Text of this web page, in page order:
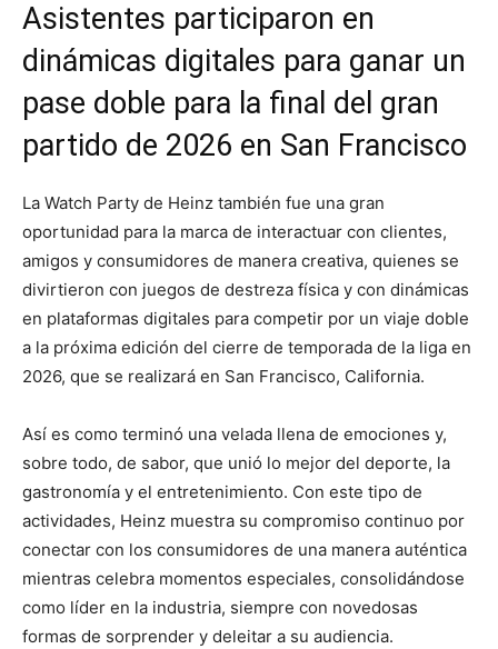
Asistentes participaron en
dinámicas digitales para ganar un
pase doble para la final del gran
partido de 2026 en San Francisco
La Watch Party de Heinz también fue una gran
oportunidad para la marca de interactuar con clientes,
amigos y consumidores de manera creativa, quienes se
divirtieron con juegos de destreza física y con dinámicas
en plataformas digitales para competir por un viaje doble
a la próxima edición del cierre de temporada de la liga en
2026, que se realizará en San Francisco, California.
Así es como terminó una velada llena de emociones y,
sobre todo, de sabor, que unió lo mejor del deporte, la
gastronomía y el entretenimiento. Con este tipo de
actividades, Heinz muestra su compromiso continuo por
conectar con los consumidores de una manera auténtica
mientras celebra momentos especiales, consolidándose
como líder en la industria, siempre con novedosas
formas de sorprender y deleitar a su audiencia.